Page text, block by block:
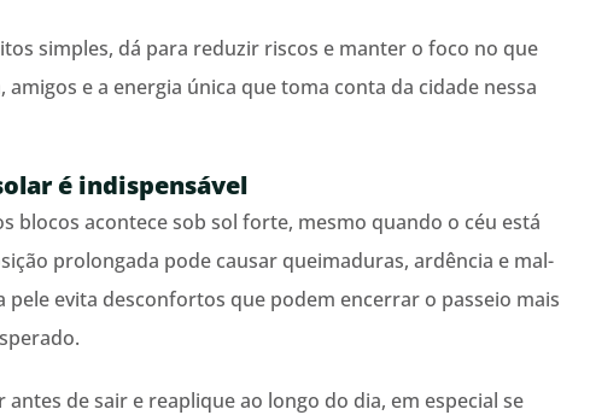
simples, dá para reduzir riscos e manter o foco no que
amigos e a energia única que toma conta da cidade nessa
é indispensável
blocos acontece sob sol forte, mesmo quando o céu está
prolongada pode causar queimaduras, ardência e mal-
pele evita desconfortos que podem encerrar o passeio mais
antes de sair e reaplique ao longo do dia, em especial se